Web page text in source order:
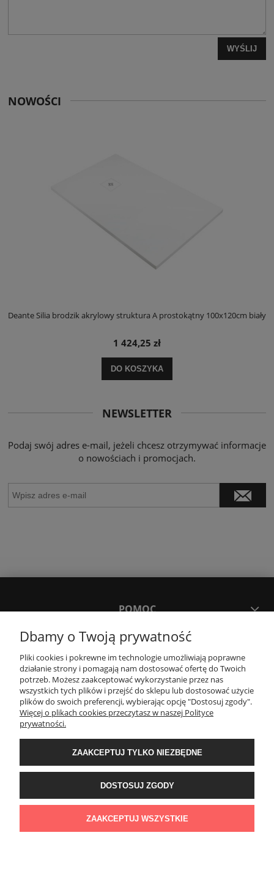
WYŚLIJ
NOWOŚCI
Deante Silia brodzik akrylowy struktura A prostokątny 100x120cm biały
1 424,25 zł
DO KOSZYKA
NEWSLETTER
Podaj swój adres e-mail, jeżeli chcesz otrzymywać informacje
o nowościach i promocjach.
POMOC
MOJE KONTO
PŁATNOŚCI I DOSTAWA
KONTAKT
Wyposażenie łazienek Łazienki.eco | Pawła 23, 41-708 Ruda Śląska | E-mail:
sklep@lazienki.eco | Tel.: 600 012 164 lub 600 012 159 | TGS Przemysław
Stoń | NIP: 6312213594 | REGON: 276403698
Dbamy o Twoją prywatność
Pliki cookies i pokrewne im technologie umożliwiają poprawne
działanie strony i pomagają nam dostosować ofertę do Twoich
potrzeb. Możesz zaakceptować wykorzystanie przez nas
wszystkich tych plików i przejść do sklepu lub dostosować użycie
plików do swoich preferencji, wybierając opcję "Dostosuj zgody".
Więcej o plikach cookies przeczytasz w naszej Polityce
prywatności.
ZAAKCEPTUJ TYLKO NIEZBĘDNE
DOSTOSUJ ZGODY
ZAAKCEPTUJ WSZYSTKIE